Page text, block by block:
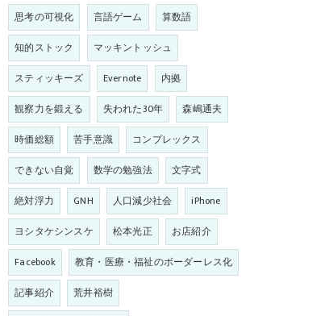
思考の可視化
言語ゲーム
算数語
知的ストック
マッキントッシュ
スティッキーズ
Evernote
内拠
観察力を鍛える
失われた30年
森嶋通夫
時価総額
苦手意識
コンプレックス
できない自覚
数学の勉強法
文字式
絶対浮力
GNH 人口減少社会
iPhone
ヨシタケシンスケ
松本光正
お店紹介
Facebook
教育・医療・福祉のボーダーレス化
記事紹介
荒井裕樹